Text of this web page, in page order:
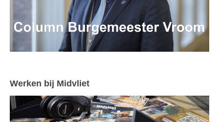
Werken bij Midvliet